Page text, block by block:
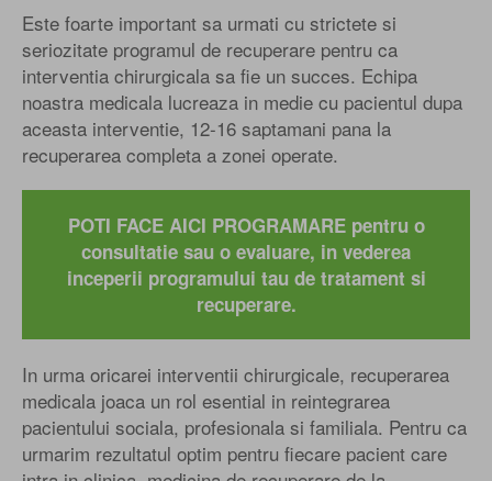
Este foarte important sa urmati cu strictete si
seriozitate programul de recuperare pentru ca
interventia chirurgicala sa fie un succes. Echipa
noastra medicala lucreaza in medie cu pacientul dupa
aceasta interventie, 12-16 saptamani pana la
recuperarea completa a zonei operate.
POTI FACE AICI PROGRAMARE pentru o
consultatie sau o evaluare, in vederea
inceperii programului tau de tratament si
recuperare.
In urma oricarei interventii chirurgicale, recuperarea
medicala joaca un rol esential in reintegrarea
pacientului sociala, profesionala si familiala. Pentru ca
urmarim rezultatul optim pentru fiecare pacient care